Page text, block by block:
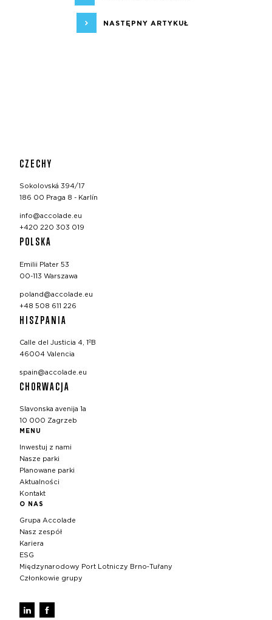
NASTĘPNY ARTYKUŁ
CZECHY
Sokolovská 394/17
186 00 Praga 8 - Karlín
info@accolade.eu
+420 220 303 019
POLSKA
Emilii Plater 53
00-113 Warszawa
poland@accolade.eu
+48 508 611 226
HISZPANIA
Calle del Justicia 4, 1ºB
46004 Valencia
spain@accolade.eu
CHORWACJA
Slavonska avenija 1a
10 000 Zagrzeb
MENU
Inwestuj z nami
Nasze parki
Planowane parki
Aktualności
Kontakt
O NAS
Grupa Accolade
Nasz zespół
Kariera
ESG
Międzynarodowy Port Lotniczy Brno‑Tuřany
Członkowie grupy